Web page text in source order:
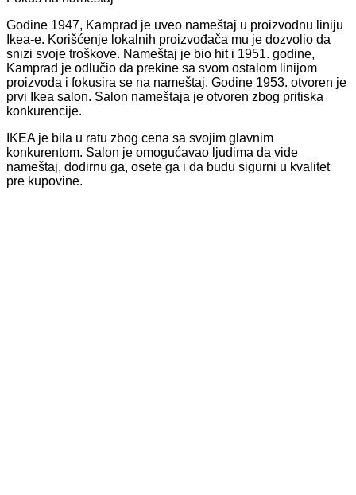
Godine 1947, Kamprad je uveo nameštaj u proizvodnu liniju
Ikea-e. Korišćenje lokalnih proizvođača mu je dozvolio da
snizi svoje troškove. Nameštaj je bio hit i 1951. godine,
Kamprad je odlučio da prekine sa svom ostalom linijom
proizvoda i fokusira se na nameštaj. Godine 1953. otvoren je
prvi Ikea salon. Salon nameštaja je otvoren zbog pritiska
konkurencije.
IKEA je bila u ratu zbog cena sa svojim glavnim
konkurentom. Salon je omogućavao ljudima da vide
nameštaj, dodirnu ga, osete ga i da budu sigurni u kvalitet
pre kupovine.